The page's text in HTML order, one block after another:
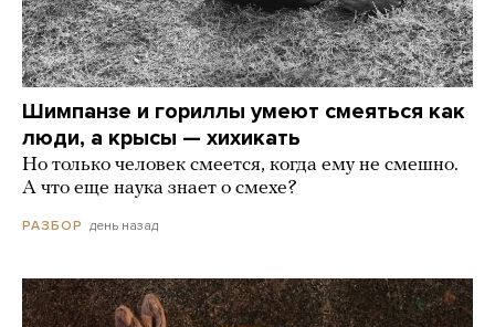
Шимпанзе и гориллы умеют смеяться как
люди, а крысы — хихикать
Но только человек смеется, когда ему не смешно.
А что еще наука знает о смехе?
РАЗБОР день назад